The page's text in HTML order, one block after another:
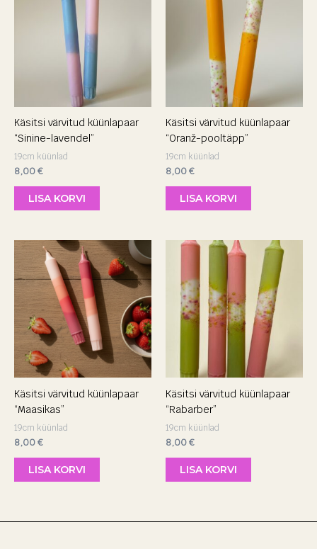
Käsitsi värvitud küünlapaar
“Sinine-lavendel”
19cm küünlad
8,00€
LISA KORVI
Käsitsi värvitud küünlapaar
“Oranž-pooltäpp”
19cm küünlad
8,00€
LISA KORVI
Käsitsi värvitud küünlapaar
“Maasikas”
19cm küünlad
8,00€
LISA KORVI
Käsitsi värvitud küünlapaar
“Rabarber”
19cm küünlad
8,00€
LISA KORVI